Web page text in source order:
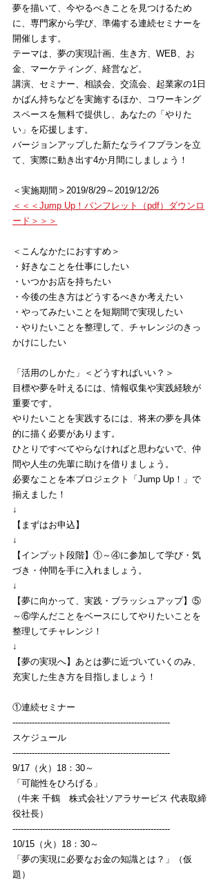
夢を描いて、今やるべきことを見つけるため
に、専門家から学び、準備する連続セミナーを
開催します。
テーマは、夢の実現計画、生き方、WEB、お
金、マーケティング、経営など。
講演、セミナー、相談会、交流会、起業家の1日
かばん持ちなどを実施するほか、コワーキング
スペースを無料で提供し、あなたの「やりた
い」を応援します。
バージョンアップした新たなライフプランを立
て、実際に動き出す4か月間にしましょう！
＜実施期間＞2019/8/29～2019/12/26
＜＜＜Jump Up！パンフレット（pdf）ダウンロ
ード＞＞＞
＜こんなかたにおすすめ＞
・好きなことを仕事にしたい
・いつかお店を持ちたい
・今後の生き方はどうするべきか考えたい
・やってみたいことを短期間で実現したい
・やりたいことを整理して、チャレンジのきっ
かけにしたい
「活用のしかた」＜どうすればいい？＞
目標や夢を叶えるには、情報収集や実践経験が
重要です。
やりたいことを実践するには、将来の夢を具体
的に描く必要があります。
ひとりですべてやらなければと思わないで、仲
間や人生の先輩に助けを借りましょう。
必要なことを本プロジェクト「Jump Up！」で
揃えました！
↓
【まずはお申込】
↓
【インプット段階】①～④に参加して学び・気
づき・仲間を手に入れましょう。
↓
【夢に向かって、実践・ブラッシュアップ】⑤
～⑥学んだことをベースにしてやりたいことを
整理してチャレンジ！
↓
【夢の実現へ】あとは夢に近づいていくのみ、
充実した生き方を目指しましょう！
①連続セミナー
---------------------------------------------------------
スケジュール
---------------------------------------------------------
9/17（火）18：30～
「可能性をひろげる」
（牛来 千鶴　株式会社ソアラサービス 代表取締
役社長）
---------------------------------------------------------
10/15（火）18：30～
「夢の実現に必要なお金の知識とは？」（仮
題）